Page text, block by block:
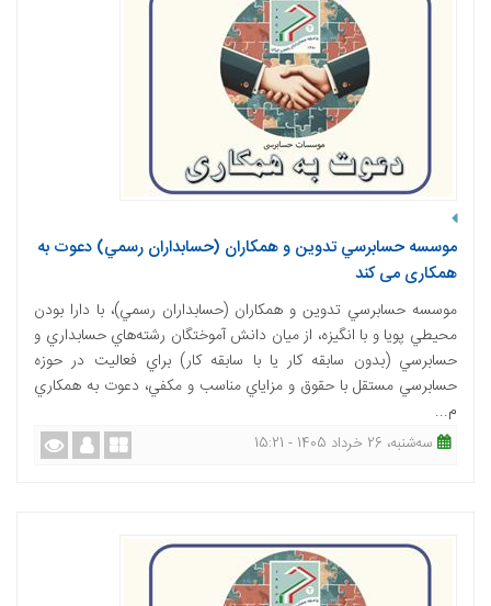
موسسه حسابرسي تدوين و همکاران (حسابداران رسمي) دعوت به
همکاری می کند
موسسه حسابرسي تدوين و همکاران (حسابداران رسمي)، با دارا بودن
محيطي پويا و با انگيزه، از ميان دانش آموختگان رشته‌هاي حسابداري و
حسابرسي (بدون سابقه کار یا با سابقه کار) براي فعاليت در حوزه‌
حسابرسي مستقل با حقوق و مزاياي مناسب و مکفي، دعوت به همکاري
م...
ﺳﻪشنبه، 26 خرداد 1405 - 15:21